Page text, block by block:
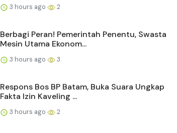
3 hours ago 2
Berbagi Peran! Pemerintah Penentu, Swasta
Mesin Utama Ekonom...
3 hours ago 3
Respons Bos BP Batam, Buka Suara Ungkap
Fakta Izin Kaveling ...
3 hours ago 2